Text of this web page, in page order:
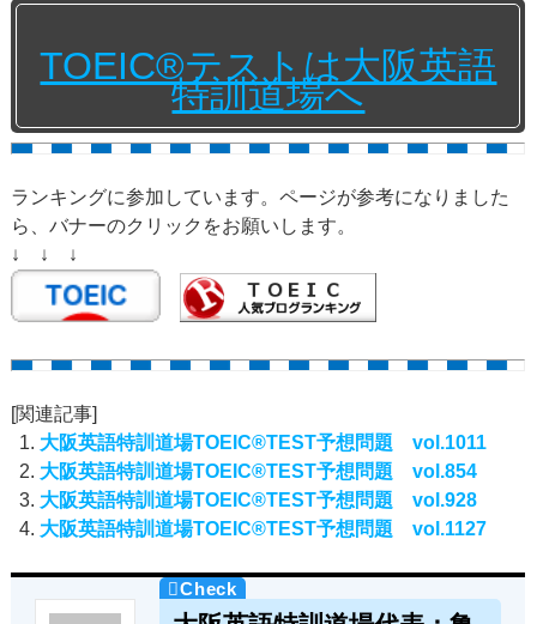
TOEIC®テストは大阪英語
特訓道場へ
ランキングに参加しています。ページが参考になりました
ら、バナーのクリックをお願いします。
↓ ↓ ↓
[関連記事]
大阪英語特訓道場TOEIC®TEST予想問題 vol.1011
大阪英語特訓道場TOEIC®TEST予想問題 vol.854
大阪英語特訓道場TOEIC®TEST予想問題 vol.928
大阪英語特訓道場TOEIC®TEST予想問題 vol.1127